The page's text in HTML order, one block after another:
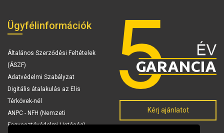
Ügyfélinformációk
Általános Szerződési Feltételek
(ÁSZF)
Adatvédelmi Szabályzat
Digitális átalakulás az Elis
Térkövek-nél
ANPC - NFH (Nemzeti
Fogyasztóvédelmi Hatóság)
Kérj ajánlatot